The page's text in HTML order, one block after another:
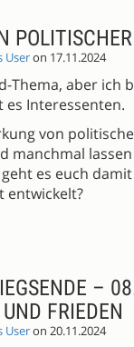
Useron 17.11.2024
Thema, aber ich
es Interessenten.
von
manchmal
es euch
entwickelt?
–
FRIEDEN
Useron 20.11.2024